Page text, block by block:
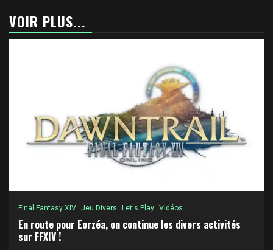
VOIR PLUS...
Final Fantasy XIV Jeu Divers Let's Play Vidéos
En route pour Eorzéa, on continue les divers activités
sur FFXIV !